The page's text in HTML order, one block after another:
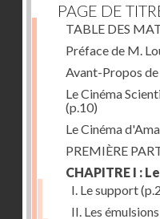
PAGE DE
TABLE DES
Préface de M.
Avant-Propos
Le Cinéma
(p.10)
Le Cinéma
PREMIÈRE
CHAPITRE I :
I. Le support
II. Les émulsions